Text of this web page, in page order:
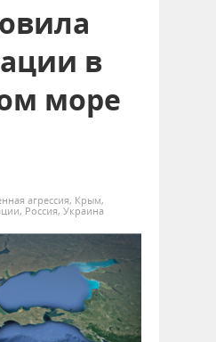
в
море
агрессия, Крым,
, Россия, Украина